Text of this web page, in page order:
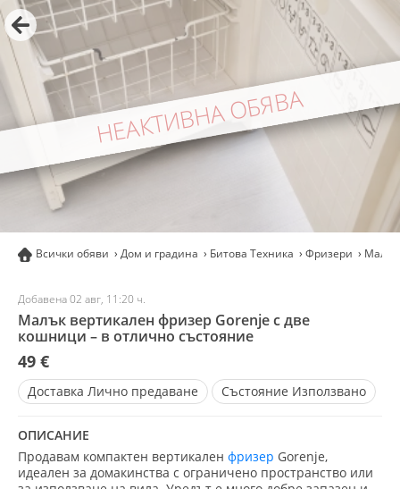
НЕАКТИВНА ОБЯВА
Всички обяви Дом и градина Битова Техника Фризери
Добавена 02 авг, 11:20 ч.
Малък вертикален фризер Gorenje с две
кошници – в отлично състояние
49 €
Доставка Лично предаване Състояние Използвано
ОПИСАНИЕ
Продавам компактен вертикален фризер Gorenje,
идеален за домакинства с ограничено пространство или